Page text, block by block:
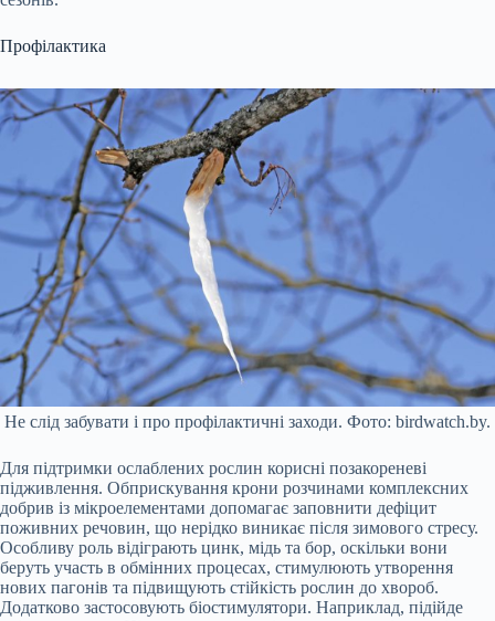
Профілактика
Не слід забувати і про профілактичні заходи. Фото: birdwatch.by.
Для підтримки ослаблених рослин корисні позакореневі
підживлення. Обприскування крони розчинами комплексних
добрив із мікроелементами допомагає заповнити дефіцит
поживних речовин, що нерідко виникає після зимового стресу.
Особливу роль відіграють цинк, мідь та бор, оскільки вони
беруть участь в обмінних процесах, стимулюють утворення
нових пагонів та підвищують стійкість рослин до хвороб.
Додатково застосовують біостимулятори. Наприклад, підійде